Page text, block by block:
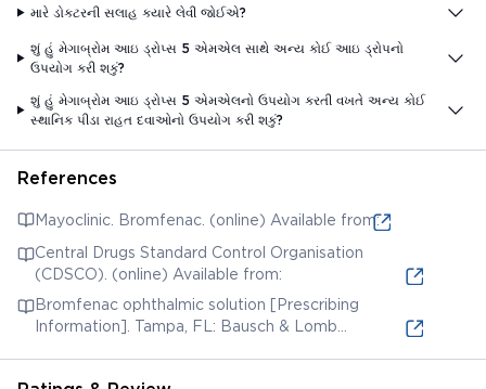
મારે ડોક્ટરની સલાહ ક્યારે લેવી જોઈએ?
શું હું મેગાબ્રોમ આઇ ડ્રોપ્સ 5 એમએલ સાથે અન્ય કોઈ આઇ ડ્રોપનો
ઉપયોગ કરી શકું?
શું હું મેગાબ્રોમ આઇ ડ્રોપ્સ 5 એમએલનો ઉપયોગ કરતી વખતે અન્ય કોઈ
સ્થાનિક પીડા રાહત દવાઓનો ઉપયોગ કરી શકું?
References
Mayoclinic. Bromfenac. (online) Available from:
Central Drugs Standard Control Organisation
(CDSCO). (online) Available from:
Bromfenac ophthalmic solution [Prescribing
Information]. Tampa, FL: Bausch & Lomb